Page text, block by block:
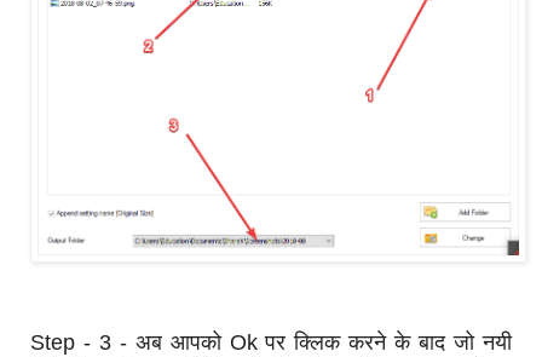
Step - 3 - अब आपको Ok पर क्लिक करने के बाद जो नयी